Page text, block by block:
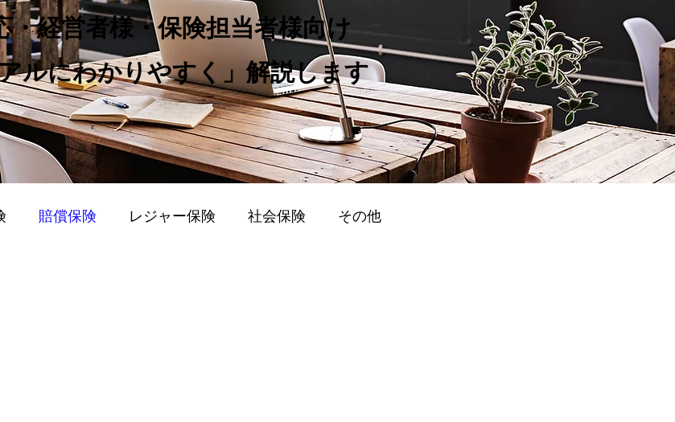
・経営者様・保険担当者様向け
ルにわかりやすく」解説します
賠償保険 レジャー保険 社会保険 その他